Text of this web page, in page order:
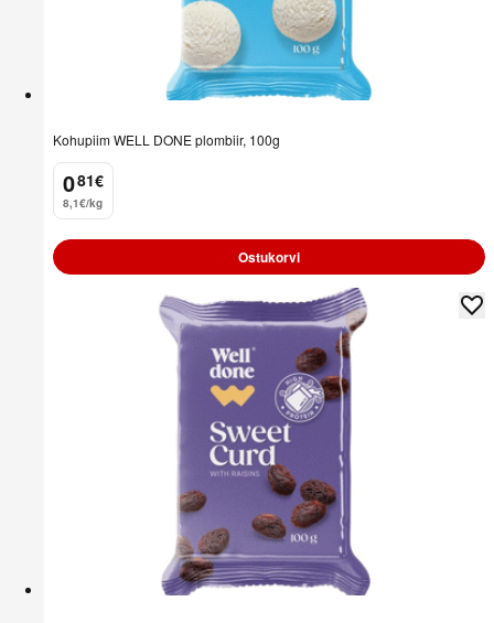
Kohupiim WELL DONE plombiir, 100g
0
. 81€
8,1€/kg
Ostukorvi